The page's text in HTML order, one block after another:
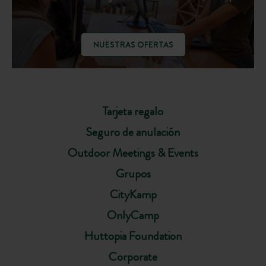
Tarjeta regalo
Seguro de anulación
Outdoor Meetings & Events
Grupos
CityKamp
OnlyCamp
Huttopia Foundation
Corporate
NUESTRAS OFERTAS